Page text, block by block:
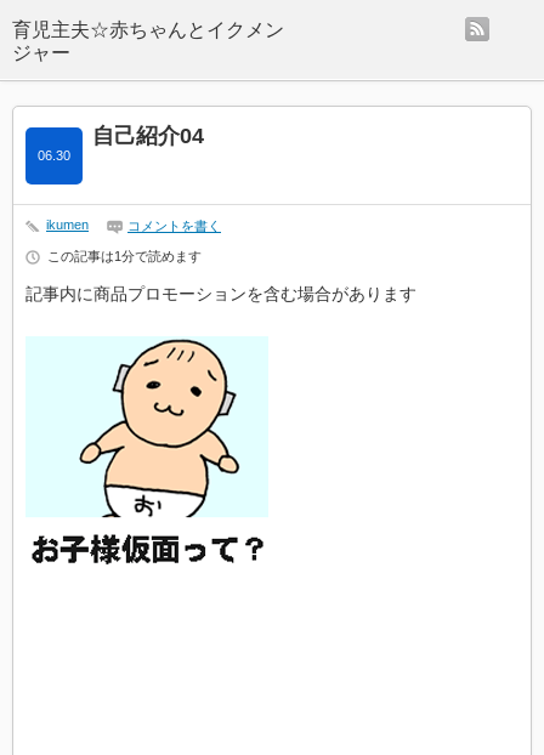
自己紹介04
06.30
ikumen コメントを書く
この記事は1分で読めます
記事内に商品プロモーションを含む場合があります